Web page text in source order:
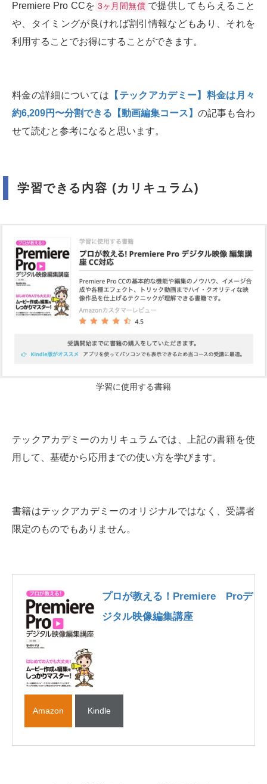
Premiere Pro CCを 3ヶ月間無償 で提供してもらえること
や、タイミングが良ければ割引情報などもあり、それを
利用することでお得にすることができます。
料金の詳細については 【テックアカデミー】料金は月々
約6,209円〜分割できる【動画編集コース】 の記事も合わ
せて読むと参考になると思います。
学習できる内容 (カリキュラム)
学習に使用する書籍
テックアカデミーのカリキュラムでは、上記の書籍を使
用して、基礎から応用までの使い方を学びます。
書籍はテックアカデミーのオリジナルではなく、受講者
限定のものでもありません。
プロが教える！Premiere Proデ
ジタル映像編集講座
Amazon Kindle